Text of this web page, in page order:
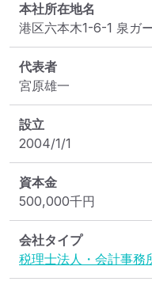
本社所在地名
港区六本木1-6-1 泉ガ
代表者
宮原雄一
設立
2004/1/1
資本金
500,000千円
会社タイプ
税理士法人・会計事務